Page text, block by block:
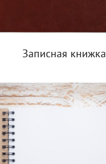
Записная книжка